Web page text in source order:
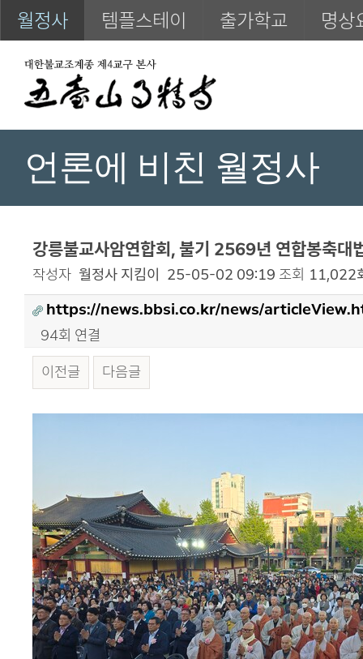
월정사 템플스테이 출가학교 명상
언론에 비친 월정사
강릉불교사암연합회, 불기 2569년 연합봉축
작성자 월정사 지킴이 25-05-02 09:19 조회 11,022
https://news.bbsi.co.kr/news/
94회 연결
이전글
다음글
본문